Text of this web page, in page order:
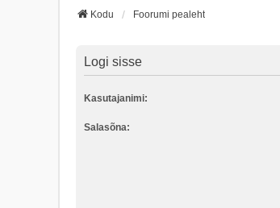
Kodu Foorumi pealeht
Logi sisse
Kasutajanimi:
Salasõna: